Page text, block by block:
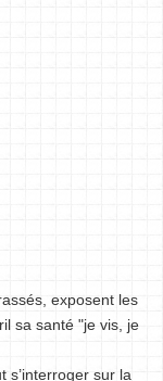
exposent les
sa santé "je vis, je
s’interroger sur la